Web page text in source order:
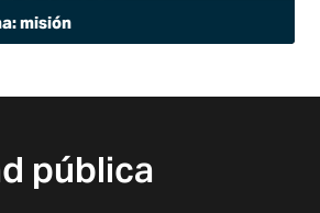
misión
esta ciudad de rápido crecimiento
pública